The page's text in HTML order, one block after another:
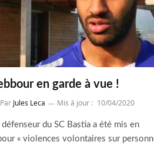
en garde à vue !
Par Jules Leca Mis à jour : 10/04/2020
du SC Bastia a été mis en
« violences volontaires sur